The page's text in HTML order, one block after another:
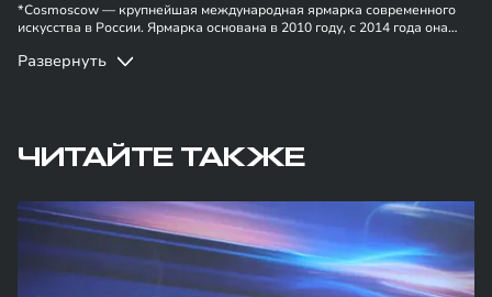
*Cosmoscow — крупнейшая международная ярмарка современного
искусства в России. Ярмарка основана в 2010 году, с 2014 года она
ярмарки Cosmoscow состоялся c 29 сентября по 1 октября 2023 года в
Развернуть
ЧИТАЙТЕ ТАКЖЕ